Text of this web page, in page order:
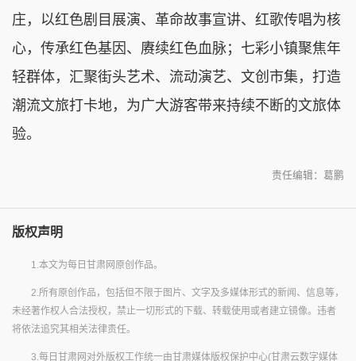
庄，以红色剧目展演、革命故事宣讲、红歌传唱为核
心，传承红色基因、赓续红色血脉；七彩小镇聚焦年
轻群体，汇聚街头艺术、流动演艺、文创市集，打造
潮流文旅打卡地，为广大游客带来持续不断的文旅体
验。
责任编辑：葛鹏
版权声明
1.本文为每日甘肃网原创作品。
2.所有原创作品，包括但不限于图片、文字及多媒体形式的新闻、信息等，
未经著作权人合法授权，禁止一切形式的下载、转载使用或者建立镜像。违者
将依法追究其相关法律责任。
3.每日甘肃网对外版权工作统一由甘肃媒体版权保护中心(甘肃云数字媒体